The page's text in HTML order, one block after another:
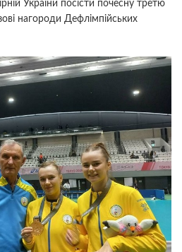
України посісти почесну третю
нагороди Дефлімпійських